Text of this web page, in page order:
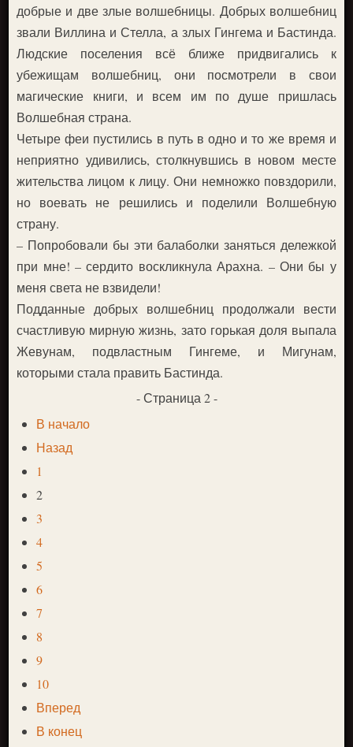
добрые и две злые волшебницы. Добрых волшебниц
звали Виллина и Стелла, а злых Гингема и Бастинда.
Людские поселения всё ближе придвигались к
убежищам волшебниц, они посмотрели в свои
магические книги, и всем им по душе пришлась
Волшебная страна.
Четыре феи пустились в путь в одно и то же время и
неприятно удивились, столкнувшись в новом месте
жительства лицом к лицу. Они немножко повздорили,
но воевать не решились и поделили Волшебную
страну.
– Попробовали бы эти балаболки заняться дележкой
при мне! – сердито воскликнула Арахна. – Они бы у
меня света не взвидели!
Подданные добрых волшебниц продолжали вести
счастливую мирную жизнь, зато горькая доля выпала
Жевунам, подвластным Гингеме, и Мигунам,
которыми стала править Бастинда.
- Страница 2 -
В начало
Назад
1
2
3
4
5
6
7
8
9
10
Вперед
В конец